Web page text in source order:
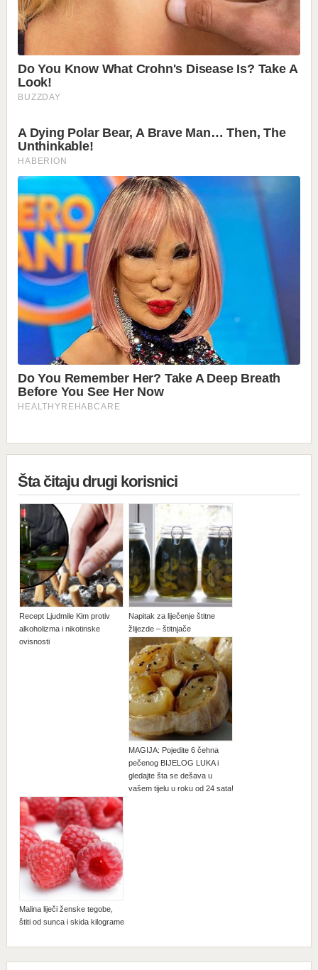
Šta čitaju drugi korisnici
Recept Ljudmile Kim protiv
alkoholizma i nikotinske
ovisnosti
Napitak za liječenje štitne
žlijezde – štitnjače
MAGIJA: Pojedite 6 čehna
pečenog BIJELOG LUKA i
gledajte šta se dešava u
vašem tijelu u roku od 24 sata!
Malina liječi ženske tegobe,
štiti od sunca i skida kilograme